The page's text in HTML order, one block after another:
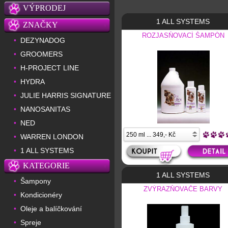
VÝPRODEJ
ZNAČKY
• DEZYNADOG
• GROOMERS
• H-PROJECT LINE
• HYDRA
• JULIE HARRIS SIGNATURE
• NANOSANITAS
• NED
• WARREN LONDON
• 1 ALL SYSTEMS
KATEGORIE
• Šampony
• Kondicionéry
• Oleje a balíčkování
• Spreje
1 ALL SYSTEMS
ROZJASŇOVACÍ ŠAMPÓN
1 ALL SYSTEMS
ZVÝRAZŇOVAČE BARVY